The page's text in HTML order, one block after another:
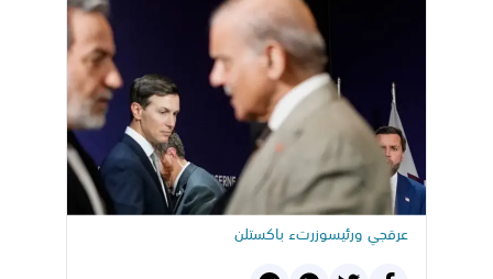
عرقجي ورئيسوزرتء باكستلن